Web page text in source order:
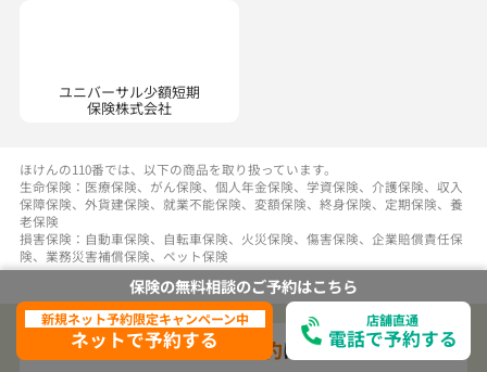
ほけんの110番では、以下の商品を取り扱っています。
損害保険：自動車保険、自転車保険、火災保険、傷害保険、企業賠償責任保
険、業務災害補償保険、ペット保険
訪問相談のご予約はこちら
ネットで相談予約する
保険の無料相談のご予約はこちら
新規ネット予約限定キャンペーン中
ネットで予約する
店舗直通
電話で予約する